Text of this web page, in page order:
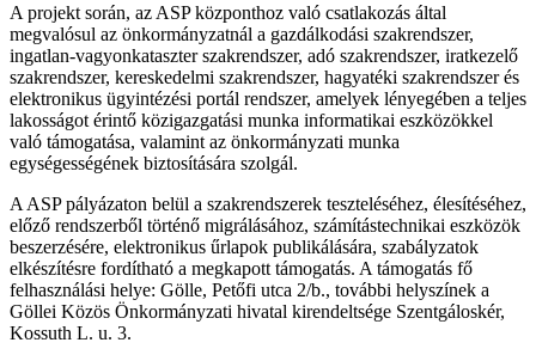
A projekt során, az ASP központhoz való csatlakozás által
megvalósul az önkormányzatnál a gazdálkodási szakrendszer,
ingatlan-vagyonkataszter szakrendszer, adó szakrendszer, iratkezelő
szakrendszer, kereskedelmi szakrendszer, hagyatéki szakrendszer és
elektronikus ügyintézési portál rendszer, amelyek lényegében a teljes
lakosságot érintő közigazgatási munka informatikai eszközökkel
való támogatása, valamint az önkormányzati munka
egységességének biztosítására szolgál.
A ASP pályázaton belül a szakrendszerek teszteléséhez, élesítéséhez,
előző rendszerből történő migrálásához, számítástechnikai eszközök
beszerzésére, elektronikus űrlapok publikálására, szabályzatok
elkészítésre fordítható a megkapott támogatás. A támogatás fő
felhasználási helye: Gölle, Petőfi utca 2/b., további helyszínek a
Göllei Közös Önkormányzati hivatal kirendeltsége Szentgáloskér,
Kossuth L. u. 3.